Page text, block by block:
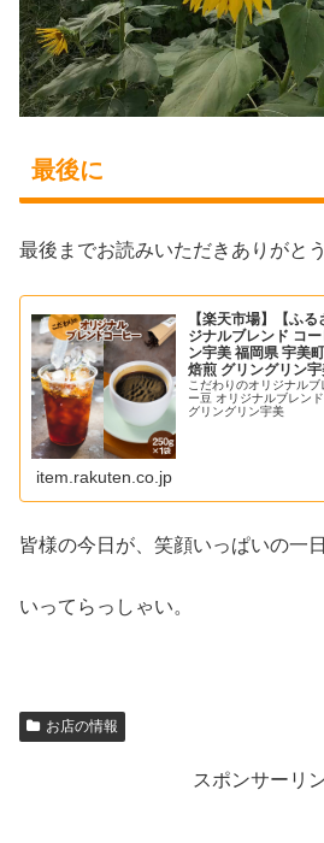
最後に
最後までお読みいただきありがと
【楽天市場】【ふ
ジナルブレンド コ
ン宇美 福岡県 宇美
焙煎 グリングリン
こだわりのオリジナル
ー豆 オリジナルブレン
グリングリン宇美
item.rakuten.co.jp
皆様の今日が、笑顔いっぱいの一
いってらっしゃい。
お店の情報
スポンサーリ